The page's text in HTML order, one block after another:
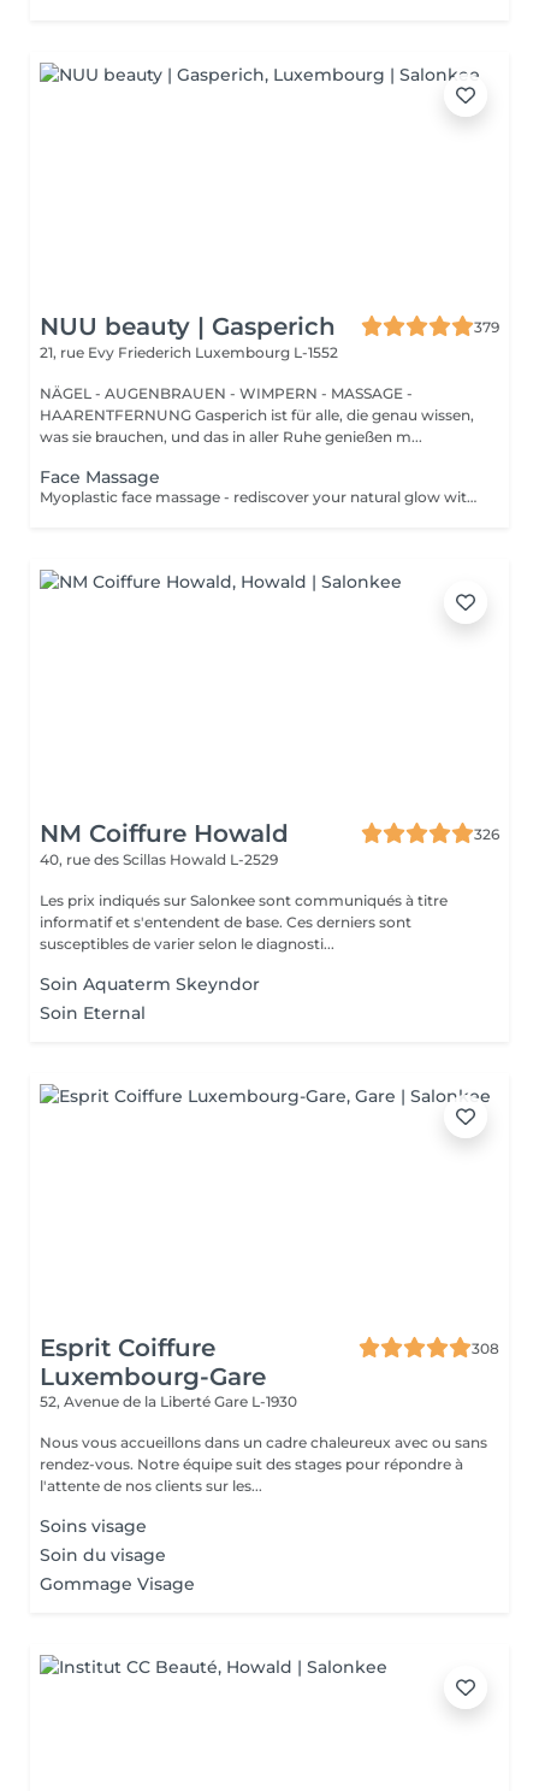
NUU beauty | Gasperich
379
21, rue Evy Friederich Luxembourg L-1552
NÄGEL - AUGENBRAUEN - WIMPERN - MASSAGE -
HAARENTFERNUNG Gasperich ist für alle, die genau wissen,
was sie brauchen, und das in aller Ruhe genießen m...
Face Massage
Myoplastic face massage - rediscover your natural glow with the deeply rejuvenating myoplastic face massage. This unique technique works not only on the surface of your skin but also on the deeper layers of muscles and fascia. Through precise, sculpting movements, it releases tension, improves circulation, and restores elasticity. The result? A lifted, defined, and radiant look that feels as refreshing as it appears. Every session is like a reset for your face leaving you looking youthful, relaxed, and glowing with vitality. Express Facial Massage is designed for those who value their time while expecting visible, refined results. This 30-minute lifting massage focuses on precise muscle stimulation to restore facial tone, improve skin firmness, and redefine the natural facial contour. The treatment helps reduce visible signs of fatigue while stimulating microcirculation, allowing the skin to regain a fresh, radiant, and naturally healthy glow. Perfect as an additional boost to your body massage for complete relaxation and rejuvenation. Important: This treatment is available only as an add-on to any body massage and cannot be booked as a standalone service.
NM Coiffure Howald
326
40, rue des Scillas Howald L-2529
Les prix indiqués sur Salonkee sont communiqués à titre
informatif et s'entendent de base. Ces derniers sont
susceptibles de varier selon le diagnosti...
Soin Aquaterm Skeyndor
Soin Eternal
Esprit Coiffure
Luxembourg-Gare
308
52, Avenue de la Liberté Gare L-1930
Nous vous accueillons dans un cadre chaleureux avec ou sans
rendez-vous. Notre équipe suit des stages pour répondre à
l'attente de nos clients sur les...
Soins visage
Soin du visage
Gommage Visage